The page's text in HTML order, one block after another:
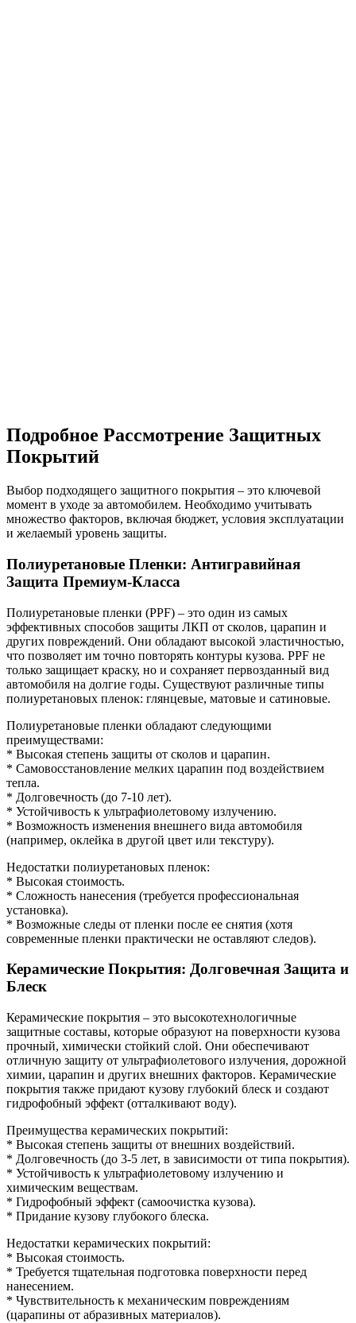
Подробное Рассмотрение Защитных
Покрытий
Выбор подходящего защитного покрытия – это ключевой
момент в уходе за автомобилем. Необходимо учитывать
множество факторов, включая бюджет, условия эксплуатации
и желаемый уровень защиты.
Полиуретановые Пленки: Антигравийная
Защита Премиум-Класса
Полиуретановые пленки (PPF) – это один из самых
эффективных способов защиты ЛКП от сколов, царапин и
других повреждений. Они обладают высокой эластичностью,
что позволяет им точно повторять контуры кузова. PPF не
только защищает краску, но и сохраняет первозданный вид
автомобиля на долгие годы. Существуют различные типы
полиуретановых пленок: глянцевые, матовые и сатиновые.
Полиуретановые пленки обладают следующими
преимуществами:
* Высокая степень защиты от сколов и царапин.
* Самовосстановление мелких царапин под воздействием
тепла.
* Долговечность (до 7-10 лет).
* Устойчивость к ультрафиолетовому излучению.
* Возможность изменения внешнего вида автомобиля
(например, оклейка в другой цвет или текстуру).
Недостатки полиуретановых пленок:
* Высокая стоимость.
* Сложность нанесения (требуется профессиональная
установка).
* Возможные следы от пленки после ее снятия (хотя
современные пленки практически не оставляют следов).
Керамические Покрытия: Долговечная Защита и
Блеск
Керамические покрытия – это высокотехнологичные
защитные составы, которые образуют на поверхности кузова
прочный, химически стойкий слой. Они обеспечивают
отличную защиту от ультрафиолетового излучения, дорожной
химии, царапин и других внешних факторов. Керамические
покрытия также придают кузову глубокий блеск и создают
гидрофобный эффект (отталкивают воду).
Преимущества керамических покрытий:
* Высокая степень защиты от внешних воздействий.
* Долговечность (до 3-5 лет, в зависимости от типа покрытия).
* Устойчивость к ультрафиолетовому излучению и
химическим веществам.
* Гидрофобный эффект (самоочистка кузова).
* Придание кузову глубокого блеска.
Недостатки керамических покрытий:
* Высокая стоимость.
* Требуется тщательная подготовка поверхности перед
нанесением.
* Чувствительность к механическим повреждениям
(царапины от абразивных материалов).